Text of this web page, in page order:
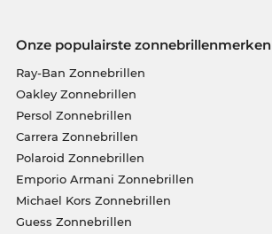
Onze populairste zonnebrillenmerken
Ray-Ban Zonnebrillen
Oakley Zonnebrillen
Persol Zonnebrillen
Carrera Zonnebrillen
Polaroid Zonnebrillen
Emporio Armani Zonnebrillen
Michael Kors Zonnebrillen
Guess Zonnebrillen